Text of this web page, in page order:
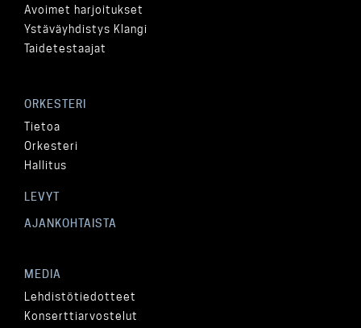
Avoimet harjoitukset
Ystäväyhdistys Klangi
Taidetestaajat
ORKESTERI
Tietoa
Orkesteri
Hallitus
LEVYT
AJANKOHTAISTA
MEDIA
Lehdistötiedotteet
Konserttiarvostelut